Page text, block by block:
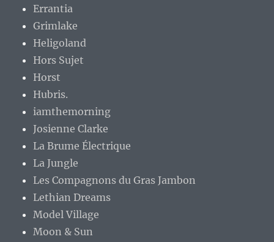
Errantia
Grimlake
Heligoland
Hors Sujet
Horst
Hubris.
iamthemorning
Josienne Clarke
La Brume Électrique
La Jungle
Les Compagnons du Gras Jambon
Lethian Dreams
Model Village
Moon & Sun